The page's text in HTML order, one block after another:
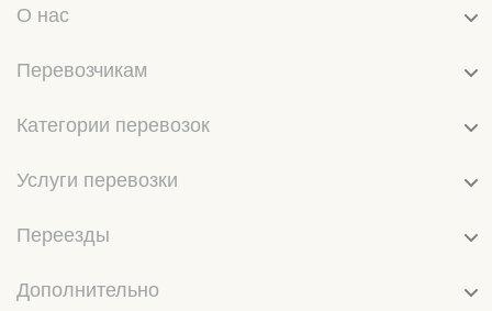
О нас
Перевозчикам
Категории перевозок
Услуги перевозки
Переезды
Дополнительно